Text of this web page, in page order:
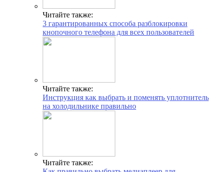
Читайте также:
3 гарантированных способа разблокировки
кнопочного телефона для всех пользователей
Читайте также:
Инструкция как выбрать и поменять уплотнитель
на холодильнике правильно
Читайте также: